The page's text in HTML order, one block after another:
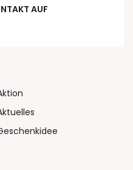
AUF